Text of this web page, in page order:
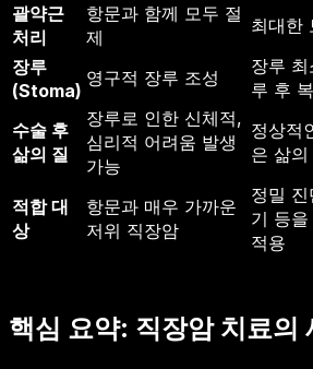
괄약근
처리
항문과 함께 모두 절
제
최대한
장루
(Stoma)
영구적 장루 조성
장루
루 후
수술 후
삶의 질
장루로 인한 신체적,
심리적 어려움 발생
가능
정상적
은 삶의
적합 대
상
항문과 매우 가까운
저위 직장암
정밀
기 등
적용
핵심 요약: 직장암 치료의